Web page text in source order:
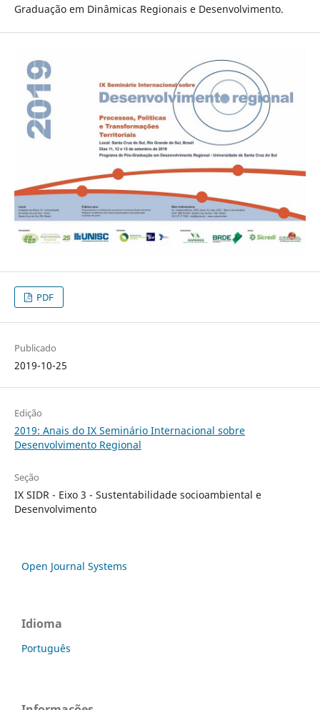
Graduação em Dinâmicas Regionais e Desenvolvimento.
PDF
Publicado
2019-10-25
Edição
2019: Anais do IX Seminário Internacional sobre
Desenvolvimento Regional
Seção
IX SIDR - Eixo 3 - Sustentabilidade socioambiental e
Desenvolvimento
Open Journal Systems
Idioma
Português